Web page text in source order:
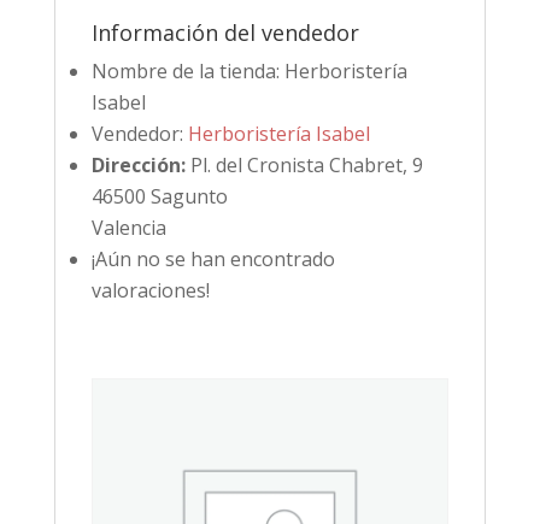
Información del vendedor
Nombre de la tienda: Herboristería
Isabel
Vendedor: Herboristería Isabel
Dirección: Pl. del Cronista Chabret, 9
46500 Sagunto
Valencia
¡Aún no se han encontrado
valoraciones!